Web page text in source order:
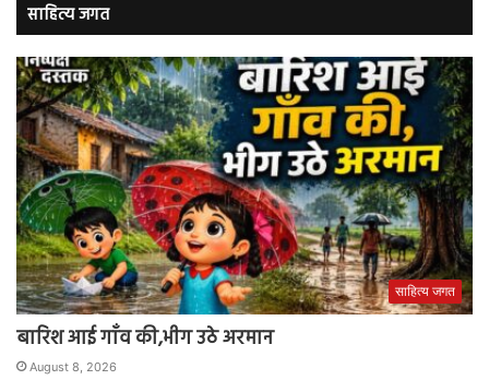
साहित्य जगत
साहित्य जगत
बारिश आई गाँव की,भीग उठे अरमान
August 8, 2026